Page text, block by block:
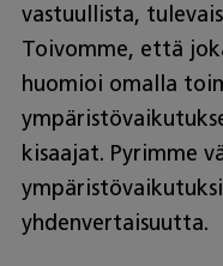
vastuullista,
Toivomme, että
huomioi omalla
kisaajat. Pyrimme
yhdenvertaisuutta.